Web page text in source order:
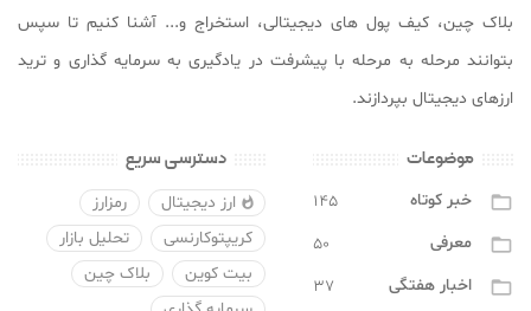
بلاک چین، کیف پول های دیجیتالی، استخراج و... آشنا کنیم تا سپس
بتوانند مرحله به مرحله با پیشرفت در یادگیری به سرمایه گذاری و ترید
ارزهای دیجیتال بپردازند.
موضوعات

خبر کوتاه ۱۴۵
 معرفی ۵۰
 اخبار هفتگی ۳۷
دسترسی سریع
 ارز دیجیتال
رمزارز
کریپتوکارنسی
تحلیل بازار
بیت کوین
بلاک چین